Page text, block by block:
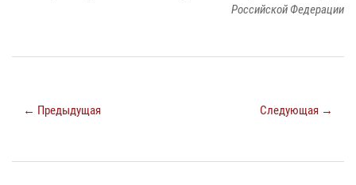
Российской Федерации
← Предыдущая Следующая →